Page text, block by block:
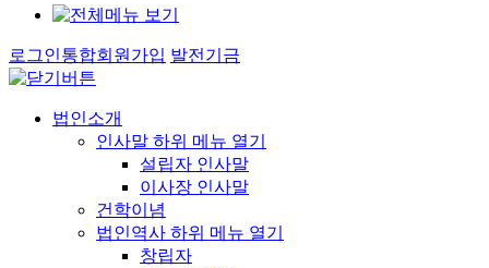
로그인통합회원가입 발전기금
법인소개
인사말 하위 메뉴 열기
설립자 인사말
이사장 인사말
건학이념
법인역사 하위 메뉴 열기
창립자